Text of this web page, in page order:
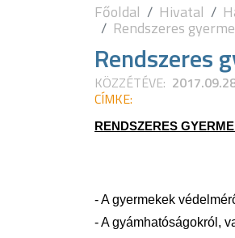
Főoldal Hivatal
Rendszeres
Rendszeres
KÖZZÉTÉVE:
CÍMKE:
RENDSZERES
- A gyermekek
- A gyámhatóságokról,